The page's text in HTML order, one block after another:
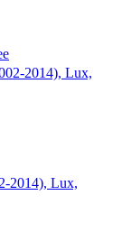
2014), Lux,